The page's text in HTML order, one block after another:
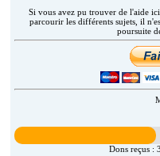
Si vous avez pu trouver de l'aide
parcourir les différents sujets, il
poursuite
Dons reçus :